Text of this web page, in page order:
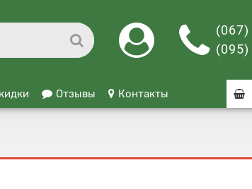
(067)
(095)
Отзывы Контакты